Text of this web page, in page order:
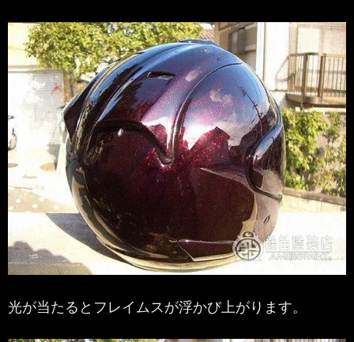
光が当たるとフレイムスが浮かび上がります。